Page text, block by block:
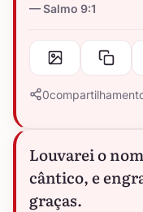
Salmo 9:1
0
Louvarei o
cântico, e
graças.